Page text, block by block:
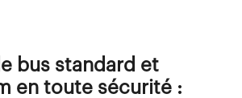
bus standard et
en toute sécurité :